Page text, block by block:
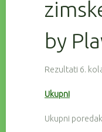
by
Rezultati 6.
Ukupni
Ukupni